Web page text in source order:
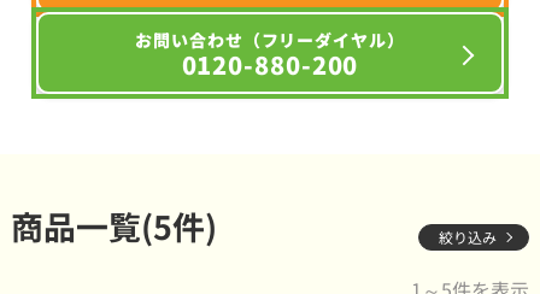
お問い合わせ（フリーダイヤル）
0120-880-200
商品一覧(5件) 絞り込み